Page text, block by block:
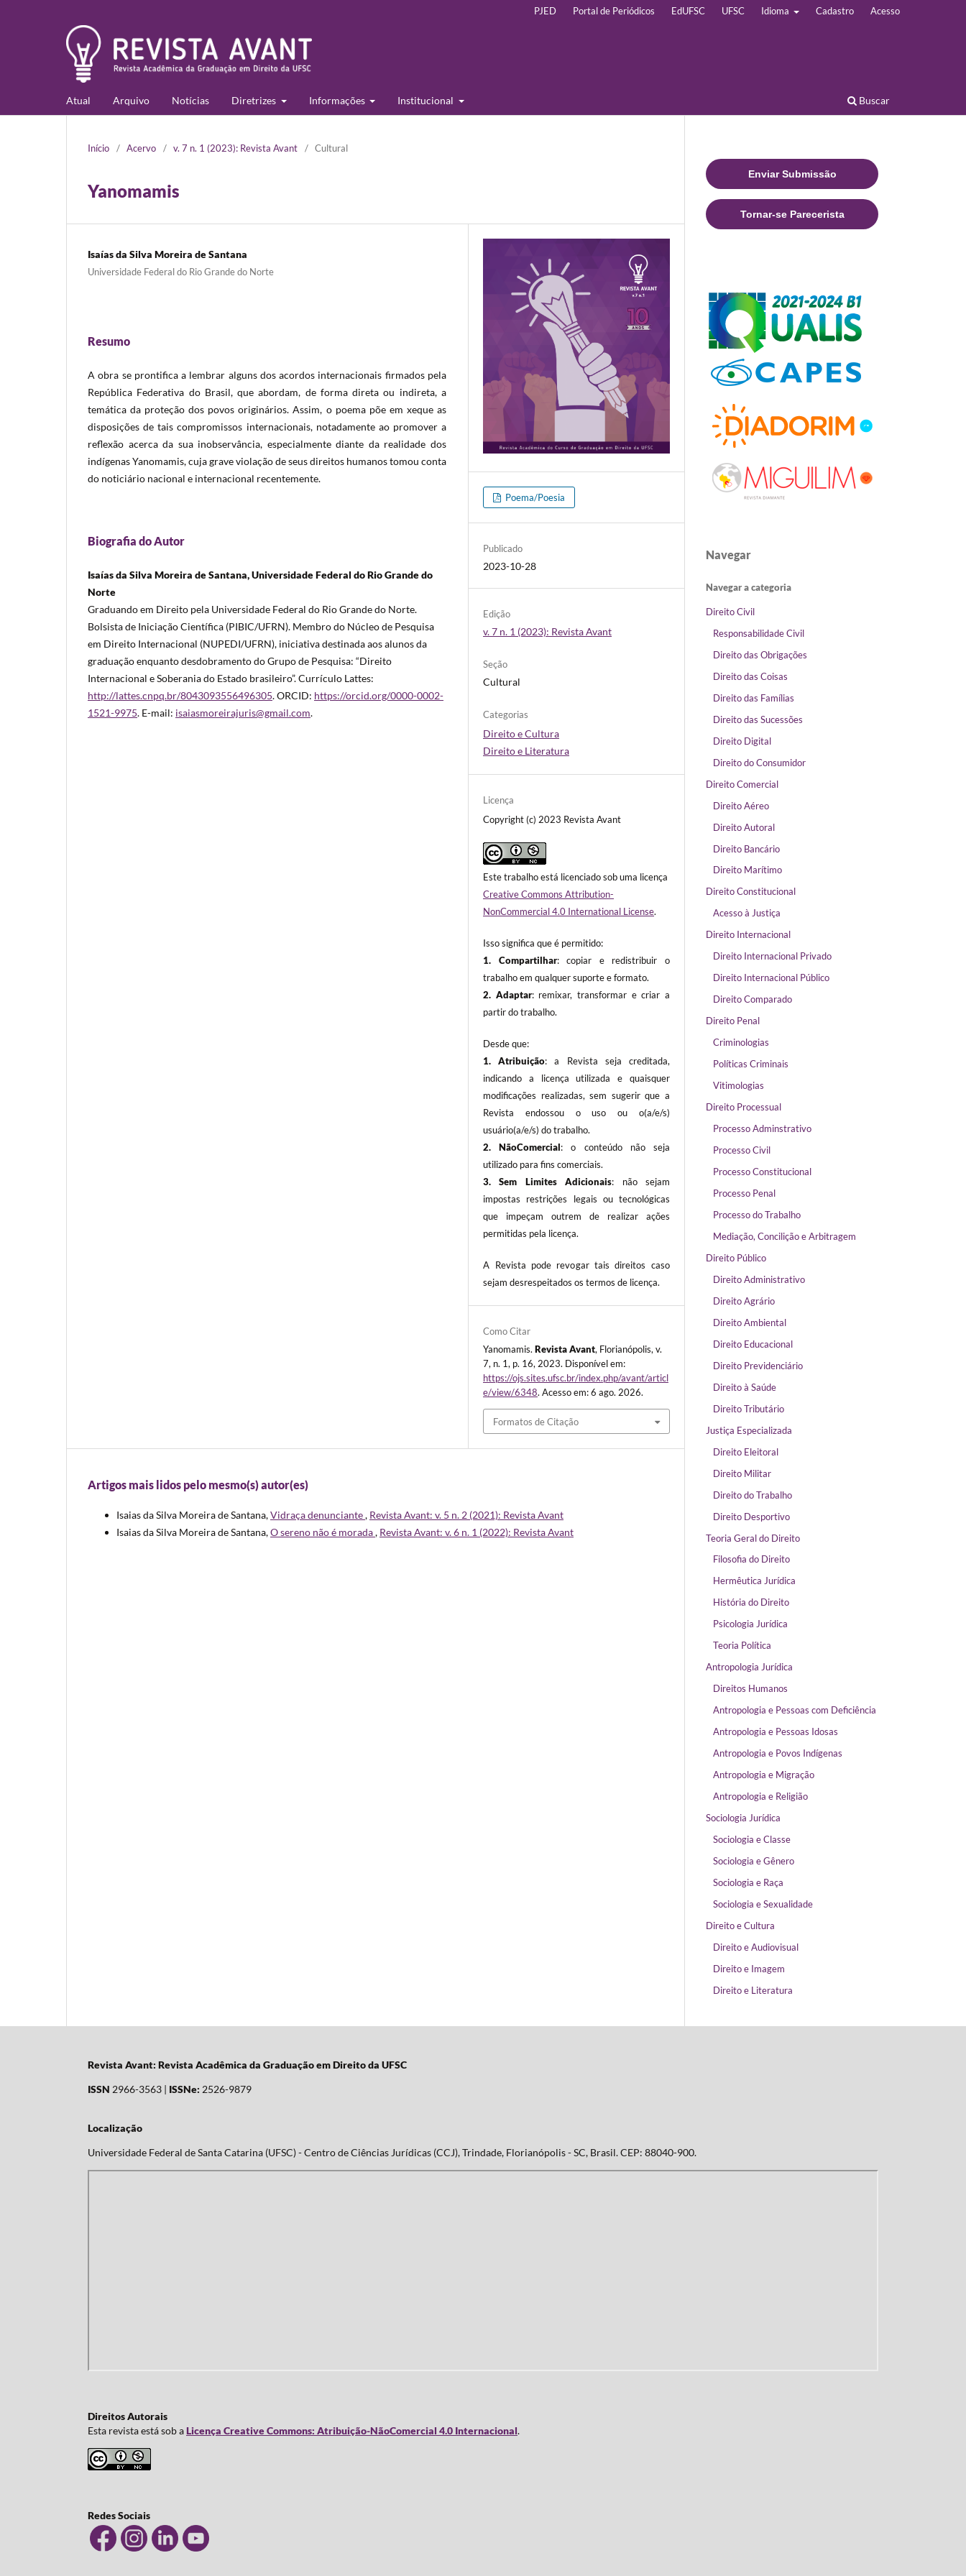
Atual Arquivo Notícias Diretrizes Informações Institucional Buscar
PJED Portal de Periódicos EdUFSC UFSC Idioma Cadastro Acesso
Início / Acervo / v. 7 n. 1 (2023): Revista Avant / Cultural
Yanomamis
Isaías da Silva Moreira de Santana
Universidade Federal do Rio Grande do Norte
Resumo
A obra se prontifica a lembrar alguns dos acordos internacionais firmados pela
República Federativa do Brasil, que abordam, de forma direta ou indireta, a
temática da proteção dos povos originários. Assim, o poema põe em xeque as
disposições de tais compromissos internacionais, notadamente ao promover a
reflexão acerca da sua inobservância, especialmente diante da realidade dos
indígenas Yanomamis, cuja grave violação de seus direitos humanos tomou conta
do noticiário nacional e internacional recentemente.
Biografia do Autor
Isaías da Silva Moreira de Santana, Universidade Federal do Rio Grande do
Norte
Graduando em Direito pela Universidade Federal do Rio Grande do Norte.
Bolsista de Iniciação Científica (PIBIC/UFRN). Membro do Núcleo de Pesquisa
em Direito Internacional (NUPEDI/UFRN), iniciativa destinada aos alunos da
graduação enquanto desdobramento do Grupo de Pesquisa: “Direito
Internacional e Soberania do Estado brasileiro”. Currículo Lattes:
http://lattes.cnpq.br/8043093556496305. ORCID: https://orcid.org/0000-0002-
1521-9975. E-mail: isaiasmoreirajuris@gmail.com.
Poema/Poesia
Publicado
2023-10-28
Edição
v. 7 n. 1 (2023): Revista Avant
Seção
Cultural
Categorias
Direito e Cultura
Direito e Literatura
Licença
Copyright (c) 2023 Revista Avant
Este trabalho está licenciado sob uma licença
Creative Commons Attribution-
NonCommercial 4.0 International License.
Isso significa que é permitido:
1. Compartilhar: copiar e redistribuir o
trabalho em qualquer suporte e formato.
2. Adaptar: remixar, transformar e criar a
partir do trabalho.
Desde que:
1. Atribuição: a Revista seja creditada,
indicando a licença utilizada e quaisquer
modificações realizadas, sem sugerir que a
Revista endossou o uso ou o(a/e/s)
usuário(a/e/s) do trabalho.
2. NãoComercial: o conteúdo não seja
utilizado para fins comerciais.
3.Sem Limites Adicionais: não sejam
impostas restrições legais ou tecnológicas
que impeçam outrem de realizar ações
permitidas pela licença.
A Revista pode revogar tais direitos caso
sejam desrespeitados os termos de licença.
Como Citar
Yanomamis.Revista Avant, Florianópolis, v.
7, n. 1, p. 16, 2023. Disponível em:
https://ojs.sites.ufsc.br/index.php/avant/articl
e/view/6348. Acesso em: 6 ago. 2026.
Formatos de Citação
Artigos mais lidos pelo mesmo(s) autor(es)
Isaias da Silva Moreira de Santana,Vidraça denunciante, Revista Avant: v. 5 n. 2 (2021): Revista Avant
Isaias da Silva Moreira de Santana,O sereno não é morada, Revista Avant: v. 6 n. 1 (2022): Revista Avant
Enviar Submissão
Tornar-se Parecerista
Navegar
Navegar a categoria
Direito Civil
Responsabilidade Civil
Direito das Obrigações
Direito das Coisas
Direito das Famílias
Direito das Sucessões
Direito Digital
Direito do Consumidor
Direito Comercial
Direito Aéreo
Direito Autoral
Direito Bancário
Direito Marítimo
Direito Constitucional
Acesso à Justiça
Direito Internacional
Direito Internacional Privado
Direito Internacional Público
Direito Comparado
Direito Penal
Criminologias
Políticas Criminais
Vitimologias
Direito Processual
Processo Adminstrativo
Processo Civil
Processo Constitucional
Processo Penal
Processo do Trabalho
Mediação, Concilição e Arbitragem
Direito Público
Direito Administrativo
Direito Agrário
Direito Ambiental
Direito Educacional
Direito Previdenciário
Direito à Saúde
Direito Tributário
Justiça Especializada
Direito Eleitoral
Direito Militar
Direito do Trabalho
Direito Desportivo
Teoria Geral do Direito
Filosofia do Direito
Hermêutica Jurídica
História do Direito
Psicologia Jurídica
Teoria Política
Antropologia Jurídica
Direitos Humanos
Antropologia e Pessoas com Deficiência
Antropologia e Pessoas Idosas
Antropologia e Povos Indígenas
Antropologia e Migração
Antropologia e Religião
Sociologia Jurídica
Sociologia e Classe
Sociologia e Gênero
Sociologia e Raça
Sociologia e Sexualidade
Direito e Cultura
Direito e Audiovisual
Direito e Imagem
Direito e Literatura
Revista Avant: Revista Acadêmica da Graduação em Direito da UFSC
ISSN 2966-3563 | ISSNe: 2526-9879
Localização
Universidade Federal de Santa Catarina (UFSC) - Centro de Ciências Jurídicas (CCJ), Trindade, Florianópolis - SC, Brasil. CEP: 88040-900.
Direitos Autorais
Esta revista está sob aLicença Creative Commons: Atribuição-NãoComercial 4.0 Internacional.
Redes Sociais